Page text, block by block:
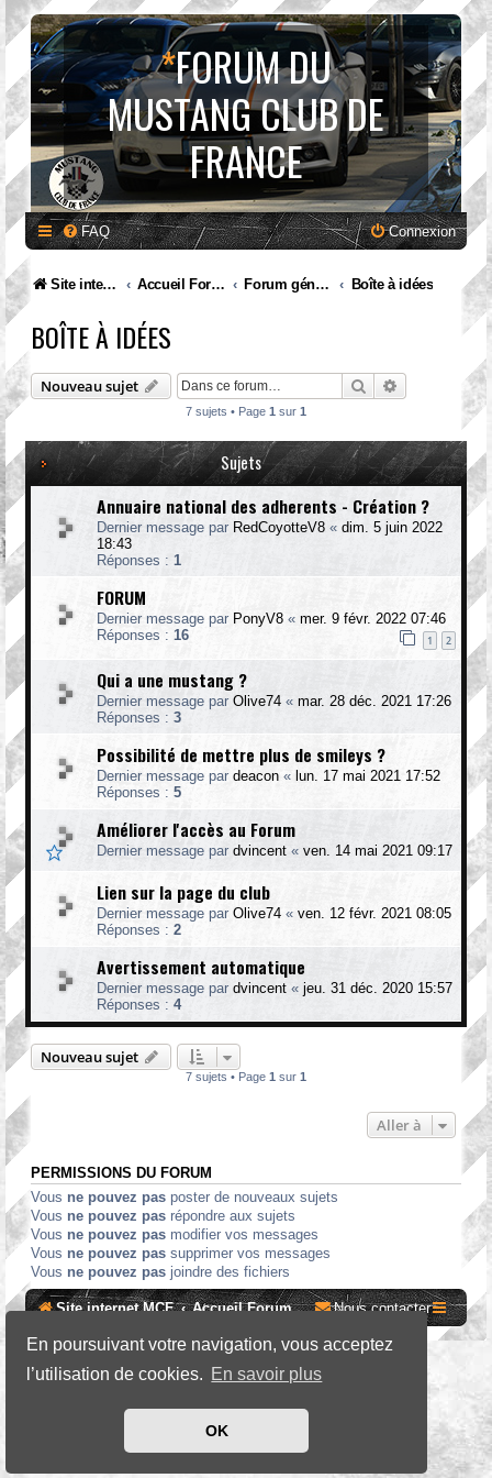
En poursuivant votre navigation, vous acceptez
l’utilisation de cookies. En savoir plus
OK
*FORUM DU
MUSTANG CLUB DE
FRANCE
FAQ Connexion
Site internet MCF Accueil Forum Forum général Boîte à idées
BOÎTE À IDÉES
Nouveau sujet RechercherRecherche
7 sujets • Page 1 sur 1
Sujets
Annuaire national des adherents - Création ?
Dernier message par RedCoyotteV8 « dim. 5 juin 2022
18:43
Réponses : 1
FORUM
Dernier message par PonyV8 « mer. 9 févr. 2022 07:46
Réponses : 16 1 2
Qui a une mustang ?
Dernier message par Olive74 « mar. 28 déc. 2021 17:26
Réponses : 3
Possibilité de mettre plus de smileys ?
Dernier message par deacon « lun. 17 mai 2021 17:52
Réponses : 5
Améliorer l'accès au Forum
Dernier message par dvincent « ven. 14 mai 2021 09:17
Lien sur la page du club
Dernier message par Olive74 « ven. 12 févr. 2021 08:05
Réponses : 2
Avertissement automatique
Dernier message par dvincent « jeu. 31 déc. 2020 15:57
Réponses : 4
Nouveau sujet
7 sujets • Page 1 sur 1
Aller à
PERMISSIONS DU FORUM
Vous ne pouvez pas poster de nouveaux sujets
Vous ne pouvez pas répondre aux sujets
Vous ne pouvez pas modifier vos messages
Vous ne pouvez pas supprimer vos messages
Vous ne pouvez pas joindre des fichiers
Site internet MCF Accueil Forum Nous contacter
*SE Gamer Style byphpBB Styles
Développé par
® Forum Software © phpBB Limited
Traduit par
Confidentialité|Conditions